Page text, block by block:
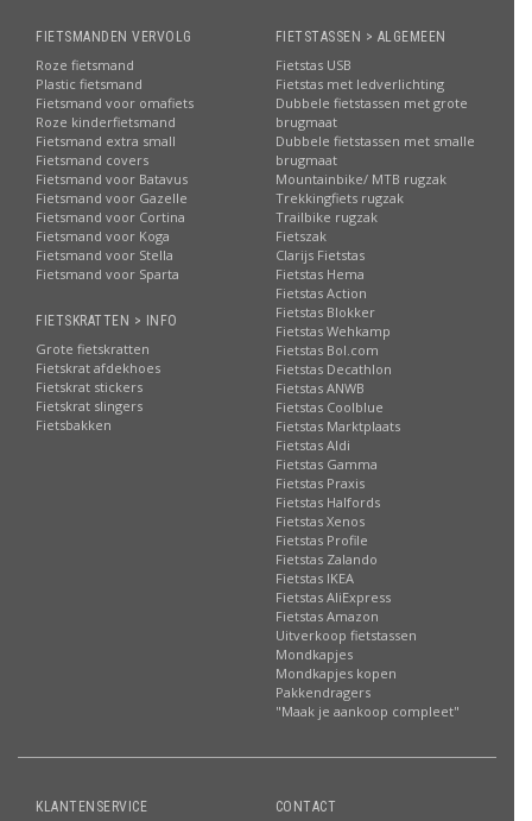
FIETSMANDEN VERVOLG
Roze fietsmand
Plastic fietsmand
Fietsmand voor omafiets
Roze kinderfietsmand
Fietsmand extra small
Fietsmand covers
Fietsmand voor Batavus
Fietsmand voor Gazelle
Fietsmand voor Cortina
Fietsmand voor Koga
Fietsmand voor Stella
Fietsmand voor Sparta
FIETSKRATTEN > INFO
Grote fietskratten
Fietskrat afdekhoes
Fietskrat stickers
Fietskrat slingers
Fietsbakken
FIETSTASSEN > ALGEMEEN
Fietstas USB
Fietstas met ledverlichting
Dubbele fietstassen met grote
brugmaat
Dubbele fietstassen met smalle
brugmaat
Mountainbike/ MTB rugzak
Trekkingfiets rugzak
Trailbike rugzak
Fietszak
Clarijs Fietstas
Fietstas Hema
Fietstas Action
Fietstas Blokker
Fietstas Wehkamp
Fietstas Bol.com
Fietstas Decathlon
Fietstas ANWB
Fietstas Coolblue
Fietstas Marktplaats
Fietstas Aldi
Fietstas Gamma
Fietstas Praxis
Fietstas Halfords
Fietstas Xenos
Fietstas Profile
Fietstas Zalando
Fietstas IKEA
Fietstas AliExpress
Fietstas Amazon
Uitverkoop fietstassen
Mondkapjes
Mondkapjes kopen
Pakkendragers
"Maak je aankoop compleet"
KLANTENSERVICE CONTACT